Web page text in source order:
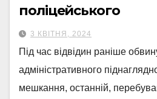
поліцейського
3 КВІТНЯ, 2024
Під час відвідин раніше
адміністративного
мешкання, останній,